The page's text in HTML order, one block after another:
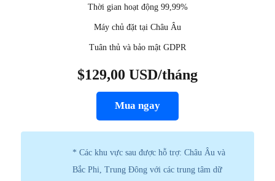
Thời gian hoạt động 99,99%
Máy chủ đặt tại Châu Âu
Tuân thủ và bảo mật GDPR
$129,00 USD/tháng
Mua ngay
* Các khu vực sau được hỗ trợ: Châu Âu và
Bắc Phi, Trung Đông với các trung tâm dữ